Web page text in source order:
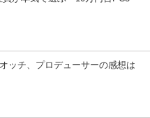
ッチ、プロデューサーの感想は